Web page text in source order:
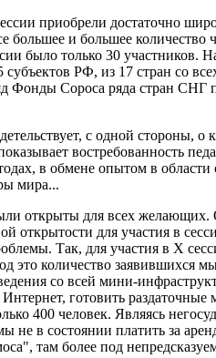
приобрели достаточно
большее и большее количество
было только 30 участников.
субъектов РФ, из 17 стран со
Фонды Сороса ряда стран СНГ
с одной стороны, о
востребованность
в обмене опытом в области
мира...
открыты для всех желающих.
открытости для участия в
Так, для участия в Х
это количество заявившихся
со всей мини-
готовить раздаточные
400 человек. Являясь
не в состоянии платить за
там более под